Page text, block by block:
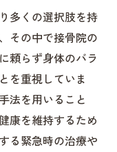
多くの選択肢を持
その中で接骨院の
頼らず身体のバラ
を重視していま
法を用いること
康を維持するため
る緊急時の治療や